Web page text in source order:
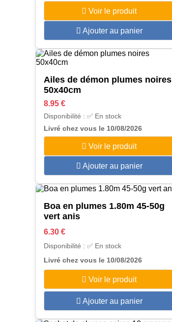
Voir le produit
Ajouter au panier
Ailes de démon plumes noires
50x40cm
8.95 €
Disponibilité : ✅ En stock
Livré chez vous le 10/08/2026
Voir le produit
Ajouter au panier
Boa en plumes 1.80m 45-50g
vert anis
6.30 €
Disponibilité : ✅ En stock
Livré chez vous le 10/08/2026
Voir le produit
Ajouter au panier